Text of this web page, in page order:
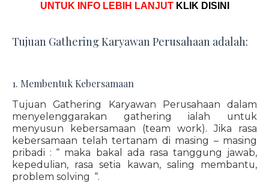
UNTUK INFO LEBIH LANJUT KLIK DISINI
Tujuan Gathering Karyawan Perusahaan adalah:
1. Membentuk Kebersamaan
Tujuan Gathering Karyawan Perusahaan dalam
menyelenggarakan gathering ialah untuk
menyusun kebersamaan (team work). Jika rasa
kebersamaan telah tertanam di masing – masing
pribadi : “ maka bakal ada rasa tanggung jawab,
kepedulian, rasa setia kawan, saling membantu,
problem solving “.